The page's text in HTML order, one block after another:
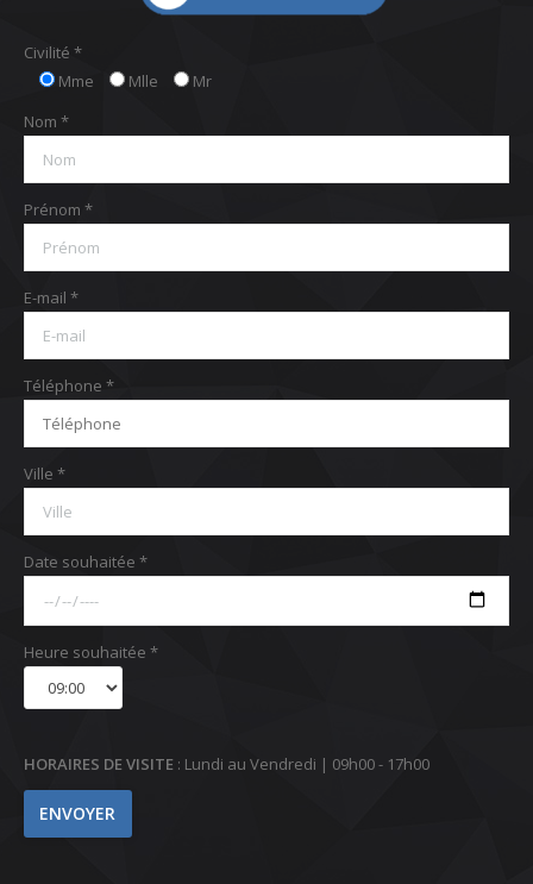
Civilité *
Mme
Mlle
Mr
Nom *
Prénom *
E-mail *
Téléphone *
Ville *
Date souhaitée *
Heure souhaitée *
HORAIRES DE VISITE : Lundi au Vendredi | 09h00 - 17h00